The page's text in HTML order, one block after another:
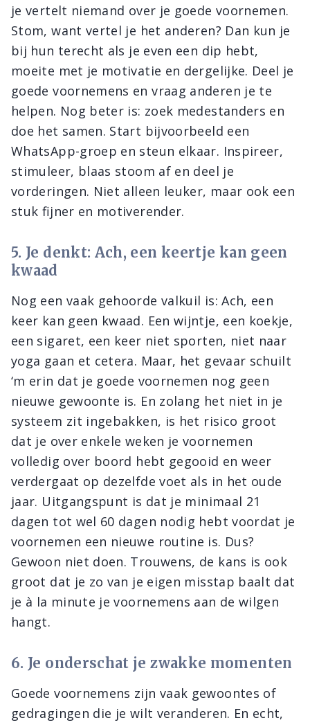
je vertelt niemand over je goede voornemen.
Stom, want vertel je het anderen? Dan kun je
bij hun terecht als je even een dip hebt,
moeite met je motivatie en dergelijke. Deel je
goede voornemens en vraag anderen je te
helpen. Nog beter is: zoek medestanders en
doe het samen. Start bijvoorbeeld een
WhatsApp-groep en steun elkaar. Inspireer,
stimuleer, blaas stoom af en deel je
vorderingen. Niet alleen leuker, maar ook een
stuk fijner en motiverender.
5. Je denkt: Ach, een keertje kan geen
kwaad
Nog een vaak gehoorde valkuil is: Ach, een
keer kan geen kwaad. Een wijntje, een koekje,
een sigaret, een keer niet sporten, niet naar
yoga gaan et cetera. Maar, het gevaar schuilt
‘m erin dat je goede voornemen nog geen
nieuwe gewoonte is. En zolang het niet in je
systeem zit ingebakken, is het risico groot
dat je over enkele weken je voornemen
volledig over boord hebt gegooid en weer
verdergaat op dezelfde voet als in het oude
jaar. Uitgangspunt is dat je minimaal 21
dagen tot wel 60 dagen nodig hebt voordat je
voornemen een nieuwe routine is. Dus?
Gewoon niet doen. Trouwens, de kans is ook
groot dat je zo van je eigen misstap baalt dat
je à la minute je voornemens aan de wilgen
hangt.
6. Je onderschat je zwakke momenten
Goede voornemens zijn vaak gewoontes of
gedragingen die je wilt veranderen. En echt,